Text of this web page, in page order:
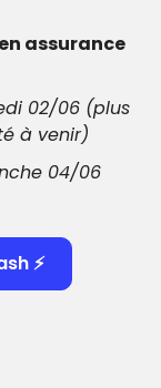
assurance
02/06 (plus
à venir)
04/06
⚡️